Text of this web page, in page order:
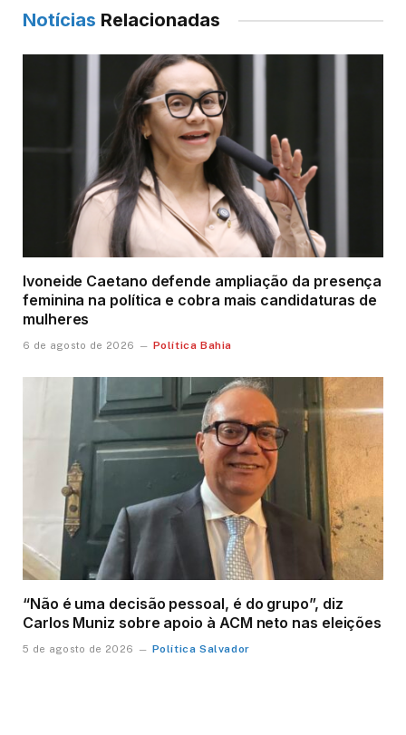
Notícias Relacionadas
Ivoneide Caetano defende ampliação da presença
feminina na política e cobra mais candidaturas de
mulheres
6 de agosto de 2026 Política Bahia
“Não é uma decisão pessoal, é do grupo”, diz
Carlos Muniz sobre apoio à ACM neto nas eleições
5 de agosto de 2026 Política Salvador